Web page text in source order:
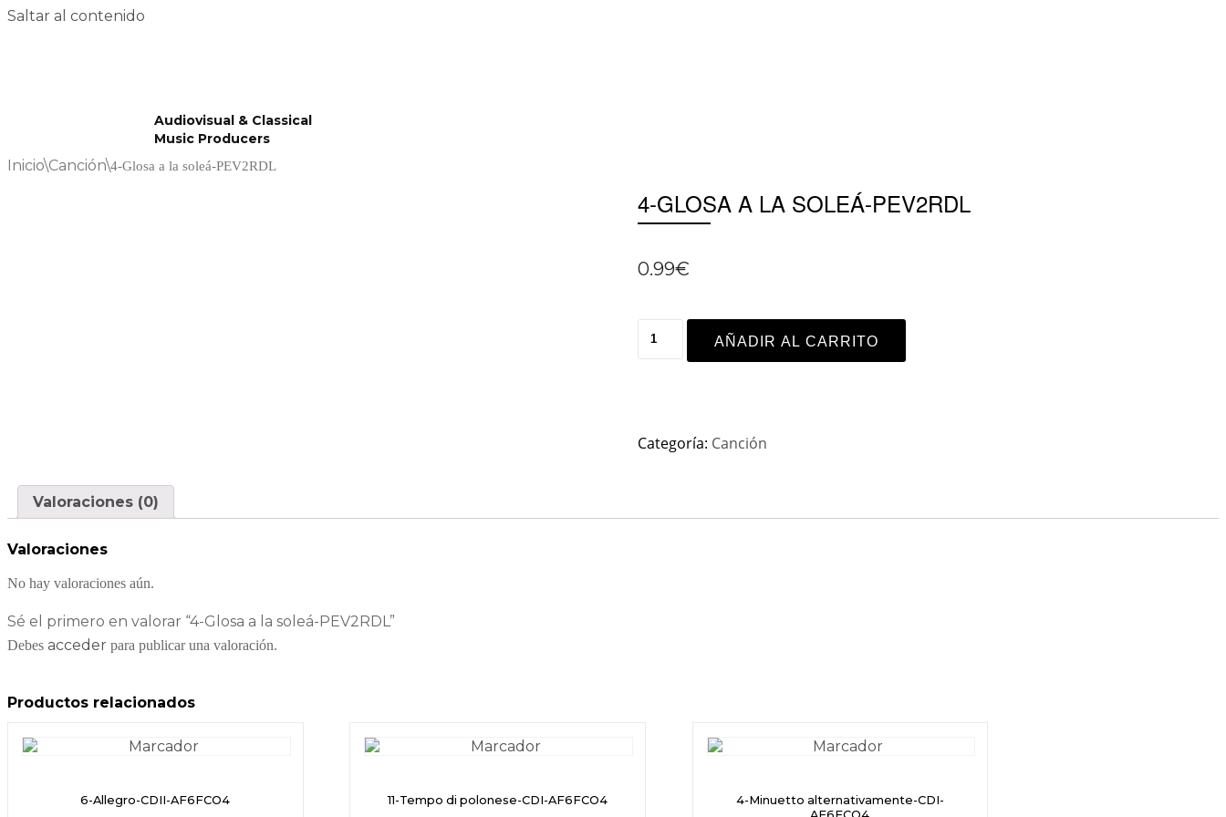
Saltar al contenido
Audiovisual & Classical
Music Producers
Inicio\Canción\4-Glosa a la soleá-PEV2RDL
4-GLOSA A LA SOLEÁ-PEV2RDL
0.99€
AÑADIR AL CARRITO
Categoría: Canción
Valoraciones (0)
Valoraciones
No hay valoraciones aún.
Sé el primero en valorar “4-Glosa a la soleá-PEV2RDL”
Debes acceder para publicar una valoración.
Productos relacionados
6-Allegro-CDII-AF6FCO4 11-Tempo di polonese-CDI-AF6FCO4
4-Minuetto alternativamente-CDI-